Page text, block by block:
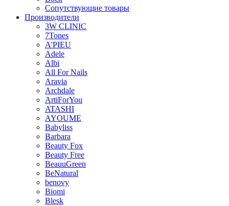
Сопутствующие товары
Производители
3W CLINIC
7Tones
A'PIEU
Adele
Albi
All For Nails
Aravia
Archdale
ArtiForYou
ATASHI
AYOUME
Babyliss
Barbara
Beauty Fox
Beauty Free
BeauuGreen
BeNatural
benovy
Biomi
Blesk